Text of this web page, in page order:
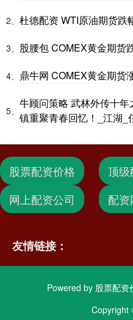
2、 杜德配资 WTI原油期货跌
3、 股腰包 COMEX黄金期货
4、 鼎牛网 COMEX黄金期货
5、
牛顾问策略 武林外传十
镇重聚青春回忆！_江湖_
股票配资价格
顶级
网上配资公司
配资
友情链接：
Powered by 股票配资
Copyright